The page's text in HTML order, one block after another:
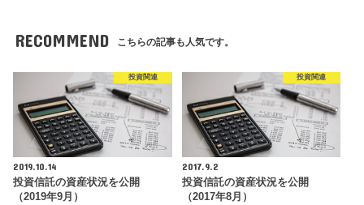
RECOMMEND こちらの記事も人気です。
投資関連
2019.10.14
投資信託の資産状況を公開
（2019年9月）
投資関連
2017.9.2
投資信託の資産状況を公開
（2017年8月）